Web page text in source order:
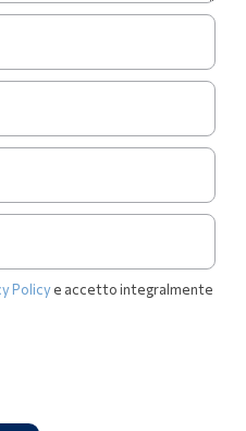
Policye accetto integralmente